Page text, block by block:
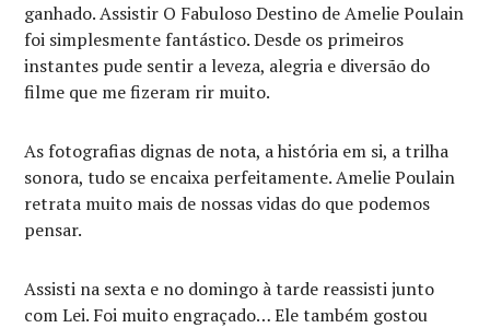
ganhado. Assistir O Fabuloso Destino de Amelie Poulain
foi simplesmente fantástico. Desde os primeiros
instantes pude sentir a leveza, alegria e diversão do
filme que me fizeram rir muito.
As fotografias dignas de nota, a história em si, a trilha
sonora, tudo se encaixa perfeitamente. Amelie Poulain
retrata muito mais de nossas vidas do que podemos
pensar.
Assisti na sexta e no domingo à tarde reassisti junto
com Lei. Foi muito engraçado… Ele também gostou